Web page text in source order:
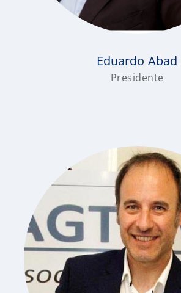
Eduardo Abad
Presidente